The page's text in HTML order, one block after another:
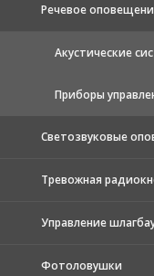
Речевое
Акустические
Приборы
Светозвуковые
Тревожная
Управление
Фотоловушки